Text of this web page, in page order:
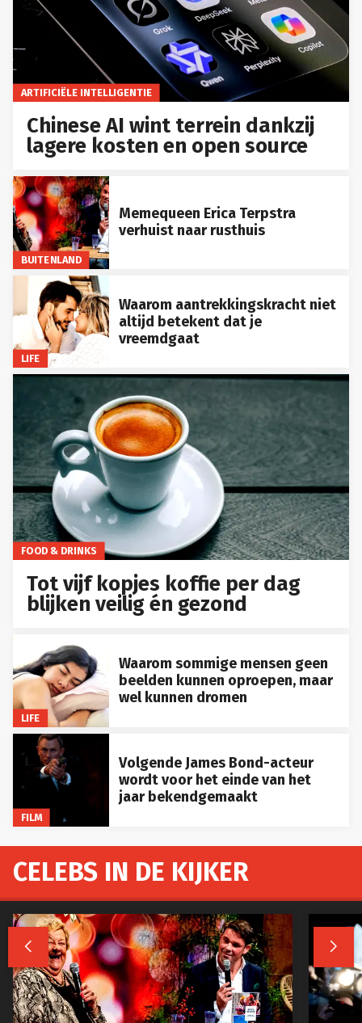
ARTIFICIËLE INTELLIGENTIE
Chinese AI wint terrein dankzij
lagere kosten en open source
BUITENLAND
Memequeen Erica Terpstra
verhuist naar rusthuis
LIFE
Waarom aantrekkingskracht niet
altijd betekent dat je
vreemdgaat
FOOD & DRINKS
Tot vijf kopjes koffie per dag
blijken veilig én gezond
LIFE
Waarom sommige mensen geen
beelden kunnen oproepen, maar
wel kunnen dromen
FILM
Volgende James Bond-acteur
wordt voor het einde van het
jaar bekendgemaakt
CELEBS IN DE KIJKER
 